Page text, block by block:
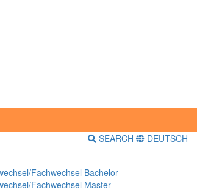
SEARCH DEUTSCH
Fachwechsel Bachelor
Fachwechsel Master